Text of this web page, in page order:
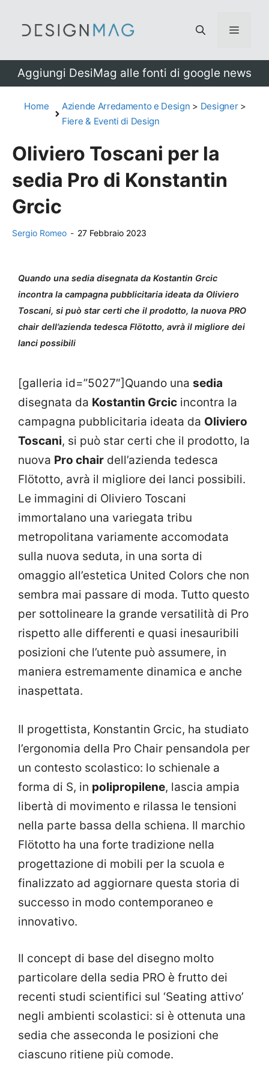
Menu
Aggiungi DesiMag alle fonti di google news
Home Aziende Arredamento e Design > Designer>
Fiere & Eventi di Design
Oliviero Toscani per la
sedia Pro di Konstantin
Grcic
Sergio Romeo - 27 Febbraio 2023
Quando una sedia disegnata da Kostantin Grcic
incontra la campagna pubblicitaria ideata da Oliviero
Toscani, si può star certi che il prodotto, la nuova PRO
chair dell’azienda tedesca Flötotto, avrà il migliore dei
lanci possibili
[galleria id=”5027″]Quando una sedia
disegnata da Kostantin Grcic incontra la
campagna pubblicitaria ideata da Oliviero
Toscani, si può star certi che il prodotto, la
nuova Pro chair dell’azienda tedesca
Flötotto, avrà il migliore dei lanci possibili.
Le immagini di Oliviero Toscani
immortalano una variegata tribu
metropolitana variamente accomodata
sulla nuova seduta, in una sorta di
omaggio all’estetica United Colors che non
sembra mai passare di moda. Tutto questo
per sottolineare la grande versatilità di Pro
rispetto alle differenti e quasi inesauribili
posizioni che l’utente può assumere, in
maniera estremamente dinamica e anche
inaspettata.
Il progettista, Konstantin Grcic, ha studiato
l’ergonomia della Pro Chair pensandola per
un contesto scolastico: lo schienale a
forma di S, in polipropilene, lascia ampia
libertà di movimento e rilassa le tensioni
nella parte bassa della schiena. Il marchio
Flötotto ha una forte tradizione nella
progettazione di mobili per la scuola e
finalizzato ad aggiornare questa storia di
successo in modo contemporaneo e
innovativo.
Il concept di base del disegno molto
particolare della sedia PRO è frutto dei
recenti studi scientifici sul ‘Seating attivo’
negli ambienti scolastici: si è ottenuta una
sedia che asseconda le posizioni che
ciascuno ritiene più comode.